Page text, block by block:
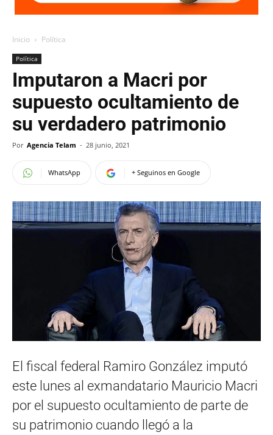
Inicio Política
Política
Imputaron a Macri por
supuesto ocultamiento de
su verdadero patrimonio
Por Agencia Telam - 28 junio, 2021
WhatsApp + Seguinos en Google
El fiscal federal Ramiro González imputó
este lunes al exmandatario Mauricio Macri
por el supuesto ocultamiento de parte de
su patrimonio cuando llegó a la